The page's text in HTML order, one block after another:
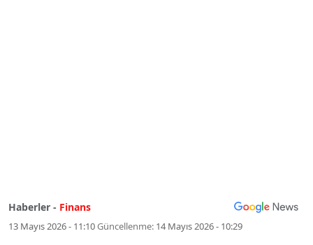
Haberler - Finans
13 Mayıs 2026 - 11:10Güncellenme: 14 Mayıs 2026 - 10:29